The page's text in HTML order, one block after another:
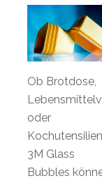
Ob Brotdose,
oder
3M Glass
Bubbles